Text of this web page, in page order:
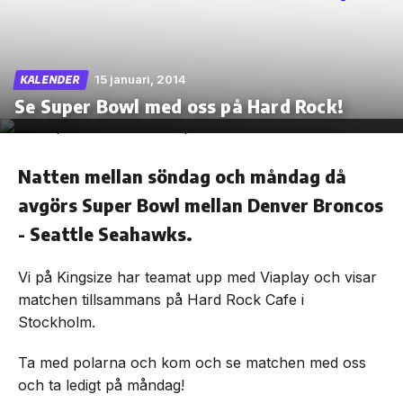
Skip
the
KALENDER 15 januari, 2014
Se Super Bowl med oss på Hard Rock!
Natten mellan söndag och måndag då
avgörs Super Bowl mellan Denver Broncos
- Seattle Seahawks.
Vi på Kingsize har teamat upp med Viaplay och visar
matchen tillsammans på Hard Rock Cafe i
Stockholm.
Ta med polarna och kom och se matchen med oss
och ta ledigt på måndag!